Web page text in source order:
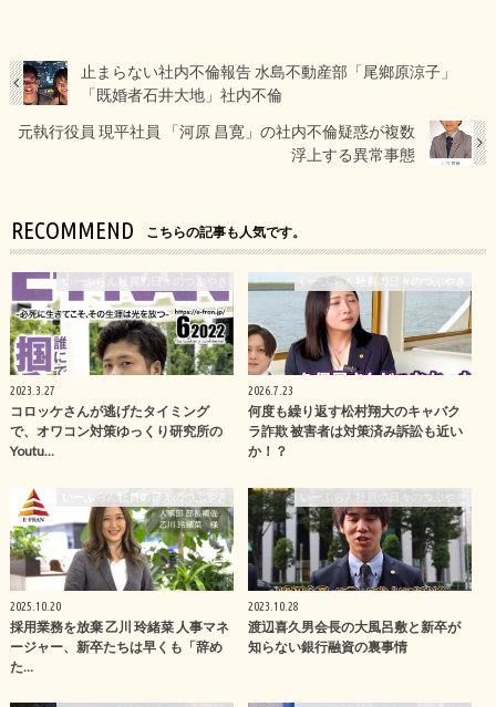
止まらない社内不倫報告 水島不動産部「尾鄉原涼子」
「既婚者石井大地」社内不倫
元執行役員 現平社員 「河原 昌寛」の社内不倫疑惑が複数
浮上する異常事態
RECOMMEND こちらの記事も人気です。
いーふらん社員の日々のつぶやき
2023.3.27
コロッケさんが逃げたタイミング
で、オワコン対策ゆっくり研究所の
Youtu…
いーふらん社員の日々のつぶやき
2026.7.23
何度も繰り返す松村翔大のキャバク
ラ詐欺 被害者は対策済み訴訟も近い
か！？
いーふらん社員の日々のつぶやき
2025.10.20
採用業務を放棄 乙川 玲緒菜 人事マネ
ージャー、新卒たちは早くも「辞め
た…
いーふらん社員の日々のつぶやき
2023.10.28
渡辺喜久男会長の大風呂敷と新卒が
知らない銀行融資の裏事情